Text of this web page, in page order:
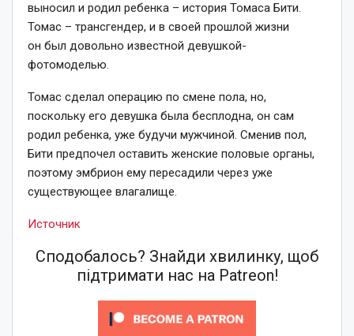
выносил и родил ребенка – история Томаса Бити.
Томас – трансгендер, и в своей прошлой жизни
он был довольно известной девушкой-
фотомоделью.
Томас сделал операцию по смене пола, но,
поскольку его девушка была бесплодна, он сам
родил ребенка, уже будучи мужчиной. Сменив пол,
Бити предпочел оставить женские половые органы,
поэтому эмбрион ему пересадили через уже
существующее влагалище.
Источник
Сподобалось? Знайди хвилинку, щоб
підтримати нас на Patreon!